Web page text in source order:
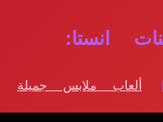
انستا:
ألعاب ملابس جميلة